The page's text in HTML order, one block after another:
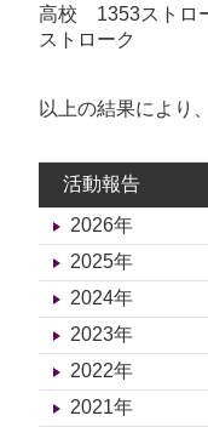
高校 1353
ストローク
以上の結果により
活動報告
2026年
2025年
2024年
2023年
2022年
2021年